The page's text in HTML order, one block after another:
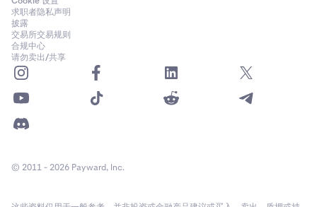
求职者隐私声明
披露
交易所交易规则
合规中心
请勿卖出/共享
© 2011 - 2026 Payward, Inc.